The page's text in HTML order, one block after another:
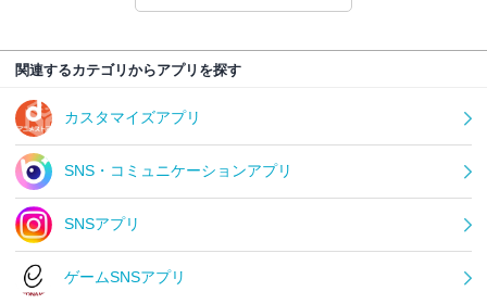
関連するカテゴリからアプリを探す
カスタマイズアプリ
SNS・コミュニケーションアプリ
SNSアプリ
ゲームSNSアプリ